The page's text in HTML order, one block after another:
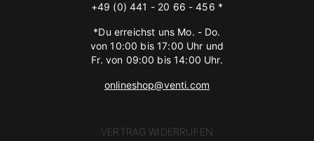
+49 (0) 441 - 20 66 - 456 *
*Du erreichst uns Mo. - Do.
von 10:00 bis 17:00 Uhr und
Fr. von 09:00 bis 14:00 Uhr.
onlineshop@venti.com
VERTRAG WIDERRUFEN